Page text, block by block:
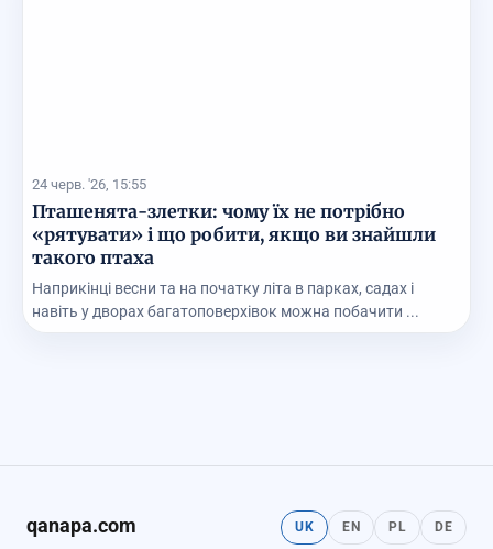
24 черв. '26, 15:55
Пташенята-злетки: чому їх не потрібно
«рятувати» і що робити, якщо ви знайшли
такого птаха
Наприкінці весни та на початку літа в парках, садах і
навіть у дворах багатоповерхівок можна побачити ...
qanapa.com UK EN PL DE